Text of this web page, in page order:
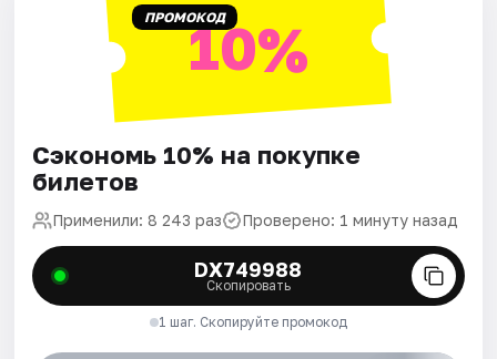
ПРОМОКОД10%
Сэкономь 10% на покупке
билетов
Применили: 8 243 раз Проверено: 1 минуту назад
DX749988
Скопировать
1 шаг. Скопируйте промокод